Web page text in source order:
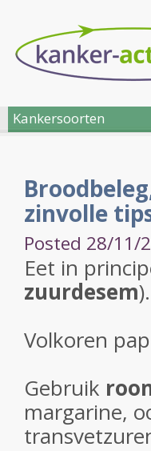
Kankersoorten
zinvolle
Posted 28/11/
Eet in
zuurdesem
Volkoren
Gebruik
margarine,